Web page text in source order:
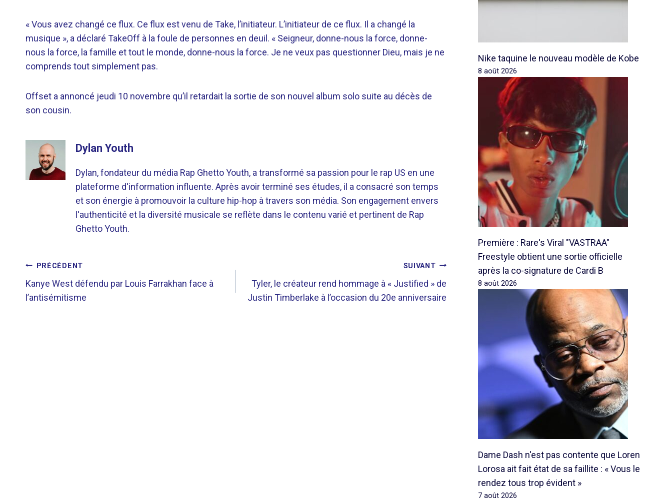
« Vous avez changé ce flux. Ce flux est venu de Take, l’initiateur. L’initiateur de ce flux. Il a changé la
musique », a déclaré TakeOff à la foule de personnes en deuil. « Seigneur, donne-nous la force, donne-
nous la force, la famille et tout le monde, donne-nous la force. Je ne veux pas questionner Dieu, mais je ne
comprends tout simplement pas.
Offset a annoncé jeudi 10 novembre qu’il retardait la sortie de son nouvel album solo suite au décès de
son cousin.
Dylan Youth
Dylan, fondateur du média Rap Ghetto Youth, a transformé sa passion pour le rap US en une
plateforme d'information influente. Après avoir terminé ses études, il a consacré son temps
et son énergie à promouvoir la culture hip-hop à travers son média. Son engagement envers
l'authenticité et la diversité musicale se reflète dans le contenu varié et pertinent de Rap
Ghetto Youth.
NAVIGATION
DE
PRÉCÉDENT
Kanye West défendu par Louis Farrakhan face à
l’antisémitisme
SUIVANT
Tyler, le créateur rend hommage à « Justified » de
Justin Timberlake à l’occasion du 20e anniversaire
Nike taquine le nouveau modèle de Kobe
8 août 2026
Première : Rare's Viral "VASTRAA"
Freestyle obtient une sortie officielle
après la co-signature de Cardi B
8 août 2026
Dame Dash n'est pas contente que Loren
Lorosa ait fait état de sa faillite : « Vous le
rendez tous trop évident »
7 août 2026